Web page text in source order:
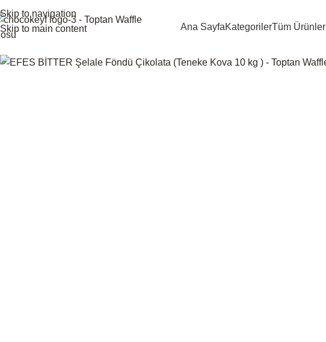
Skip to navigation
Skip to main content
Ana SayfaKategorilerTüm Ürünler